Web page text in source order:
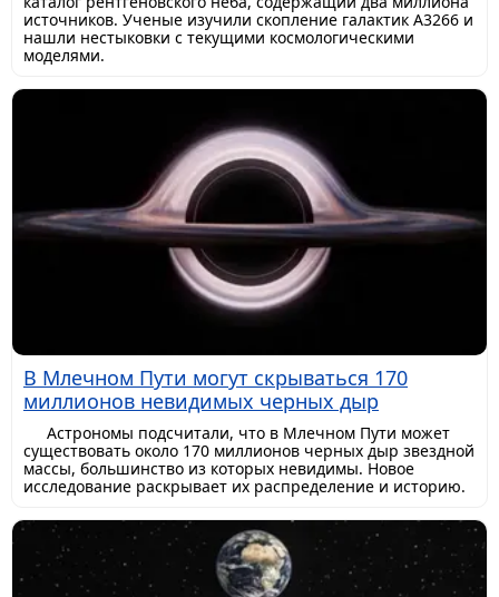
источников. Ученые изучили скопление галактик A3266 и
нашли нестыковки с текущими космологическими
моделями.
В Млечном Пути могут скрываться 170
миллионов невидимых черных дыр
Астрономы подсчитали, что в Млечном Пути может
существовать около 170 миллионов черных дыр звездной
массы, большинство из которых невидимы. Новое
исследование раскрывает их распределение и историю.